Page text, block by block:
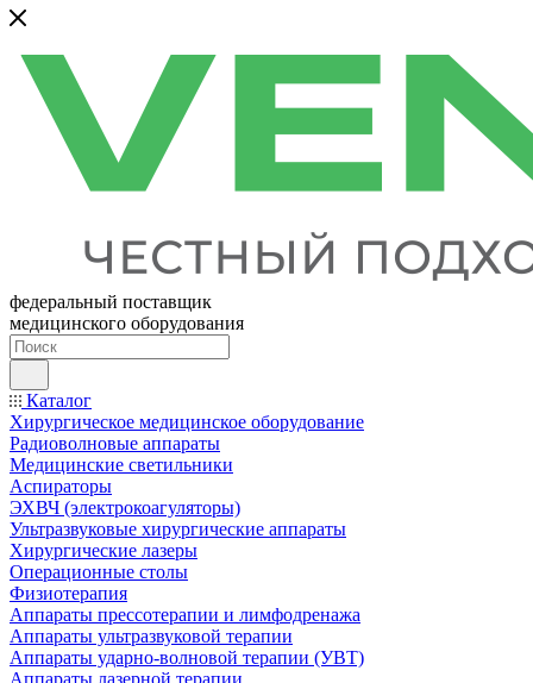
федеральный поставщик
медицинского оборудования
Каталог
Хирургическое медицинское оборудование
Радиоволновые аппараты
Медицинские светильники
Аспираторы
ЭХВЧ (электрокоагуляторы)
Ультразвуковые хирургические аппараты
Хирургические лазеры
Операционные столы
Физиотерапия
Аппараты прессотерапии и лимфодренажа
Аппараты ультразвуковой терапии
Аппараты ударно-волновой терапии (УВТ)
Аппараты лазерной терапии